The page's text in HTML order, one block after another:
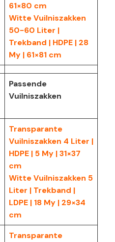
61×80 cm
Witte Vuilniszakken
50-60 Liter |
Trekband | HDPE | 28
My | 61×81 cm
Passende
Vuilniszakken
Transparante
Vuilniszakken 4 Liter |
HDPE | 5 My | 31×37
cm
Witte Vuilniszakken 5
Liter | Trekband |
LDPE | 18 My | 29×34
cm
Transparante